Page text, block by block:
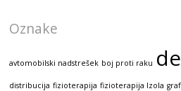
Oznake
avtomobilski nadstrešek boj proti raku
distribucija fizioterapija fizioterapija Izola